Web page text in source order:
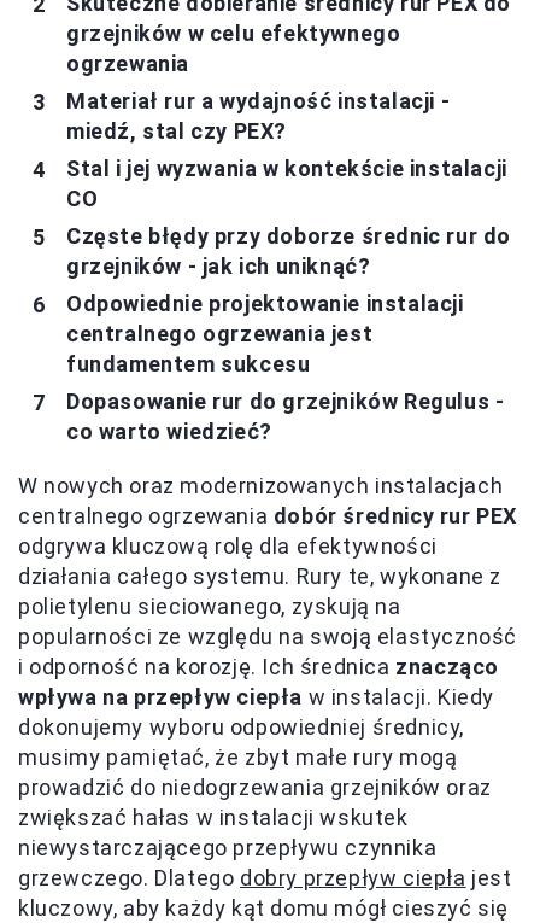
grzejników w celu efektywnego
ogrzewania
Materiał rur a wydajność instalacji -
miedź, stal czy PEX?
Stal i jej wyzwania w kontekście instalacji
CO
Częste błędy przy doborze średnic rur do
grzejników - jak ich uniknąć?
Odpowiednie projektowanie instalacji
centralnego ogrzewania jest
fundamentem sukcesu
Dopasowanie rur do grzejników Regulus -
co warto wiedzieć?
W nowych oraz modernizowanych instalacjach
centralnego ogrzewania dobór średnicy rur PEX
odgrywa kluczową rolę dla efektywności
działania całego systemu. Rury te, wykonane z
polietylenu sieciowanego, zyskują na
popularności ze względu na swoją elastyczność
i odporność na korozję. Ich średnica znacząco
wpływa na przepływ ciepła w instalacji. Kiedy
dokonujemy wyboru odpowiedniej średnicy,
musimy pamiętać, że zbyt małe rury mogą
prowadzić do niedogrzewania grzejników oraz
zwiększać hałas w instalacji wskutek
niewystarczającego przepływu czynnika
grzewczego. Dlatego dobry przepływ ciepła jest
kluczowy, aby każdy kąt domu mógł cieszyć się